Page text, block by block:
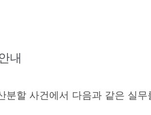
내
분할 사건에서 다음과 같은 실무